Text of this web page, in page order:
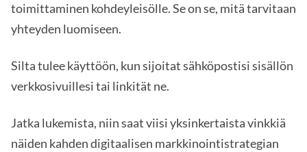
toimittaminen kohdeyleisölle. Se on se, mitä tarvitaan
yhteyden luomiseen.
Silta tulee käyttöön, kun sijoitat sähköpostisi sisällön
verkkosivuillesi tai linkität ne.
Jatka lukemista, niin saat viisi yksinkertaista vinkkiä
näiden kahden digitaalisen markkinointistrategian